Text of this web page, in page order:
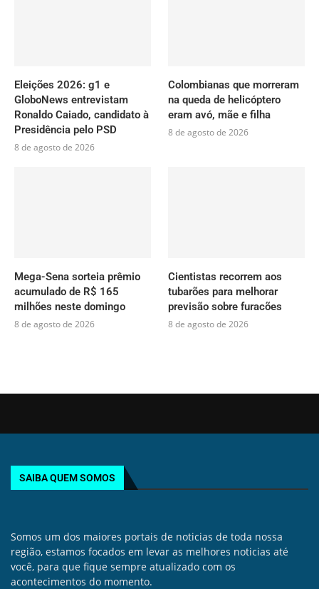
Eleições 2026: g1 e
GloboNews entrevistam
Ronaldo Caiado, candidato à
Presidência pelo PSD
8 de agosto de 2026
Colombianas que morreram
na queda de helicóptero
eram avó, mãe e filha
8 de agosto de 2026
Mega-Sena sorteia prêmio
acumulado de R$ 165
milhões neste domingo
8 de agosto de 2026
Cientistas recorrem aos
tubarões para melhorar
previsão sobre furacões
8 de agosto de 2026
SAIBA QUEM SOMOS
Somos um dos maiores portais de noticias de toda nossa
região, estamos focados em levar as melhores noticias até
você, para que fique sempre atualizado com os
acontecimentos do momento.